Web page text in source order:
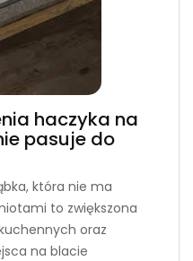
haczyka na
pasuje do
która nie ma
to zwiększona
oraz
na blacie